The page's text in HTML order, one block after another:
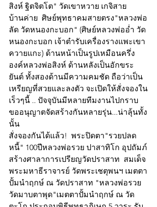
สิงห์ ฐิตจิตโต" วัดเขาหวาย เกจิสาย
บ้านค่าย  ศิษย์พุทธาคมสายตรง"หลวงพ่อ
ลัด วัดหนองกะบอก" (ศิษย์หลวงพ่ออ่ำ วัด
หนองกะบอก เจ้าตำรับเครื่องรางแพะเขา
ควายแกะ) ด้านหน้าเป็นรูปเหมือนครึ่ง
องค์หลวงพ่อสิงห์ ด้านหลังเป็นอักขระ
ยันต์ ทั้งสองด้านมีความคมชัด ถือว่าเป็น
เหรียญที่สวยและลงตัว จะเปิดให้สั่งจองใน
เร็วๆนี้ .. ปัจจุบันมีหลายทีมงานไปกราบ
ขออนุญาตจัดสร้างกันหลายรุ่น...น่าลุ้นทั้ง
นั้น
สั่งจองกันได้แล้ว!  พระปิดตา"รวยปลด
หนี้" 100ปีหลวงพ่อรวย ปาสาทิโก อุปถัมภ์
สร้างศาลาการเปรียญวัดปราสาท  สมเด็จ
พระมหาธีราจารย์ วัดพระเชตุพนฯ เมตตา
ปั้มนำฤกษ์ ณ วัดปราสาท "หลวงพ่อรวย
วัดมาบตาพุด"เมตตาปั้มนำฤกษ์ ณ วัด